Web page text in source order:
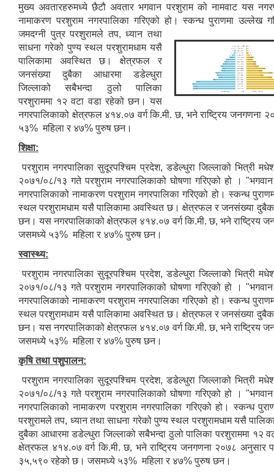
मुख्य अवतारहरुमध्ये छैटौ अवतार भगवान परशुराम को नामवाट यस
नामाकरण परशुराम नगरपालिका गरिएको हो। स्कन्ध पुराणमा उल्लेख
जमदग्नी पुत्र परशुरामले तप, ध्यान तथा
साधना गरेको पुण्य स्थल परशुरामधाम यसै
पालिकामा अवस्थित छ। क्षेत्रफल र
जनसंख्या दुबैका आधारमा डडेल्धुरा
जिल्लाको सबैभन्दा ठुलो पालिका
परशुराममा १२ वटा वडा रहेको छन। यस
नगरपालिकाको क्षेत्रफल ४१४.०७ वर्ग कि.मी. छ, भने राष्ट्रिय
५३% महिला र ४७% पुरुष छन।
शिक्षा:
परशुराम नगरपालिका सुदूरपश्चिम प्रदेश, डडेल्धुरा जिल्लाको भित्री
२०७१/०८/१३ गते परशुराम नगरपालिकाको घोषणा गरिएको हो ।
नगरपालिकाको नामाकरण परशुराम नगरपालिका गरिएको हो। स्कन्ध
स्थल परशुरामधाम यसै पालिकामा अवस्थित छ। क्षेत्रफल र जनसंख्या
छन। यस नगरपालिकाको क्षेत्रफल ४१४.०७ वर्ग कि.मी. छ, भने राष्ट्रिय
जसमध्ये ५३% महिला र ४७% पुरुष छन।
स्वास्थ्य:
परशुराम नगरपालिका सुदूरपश्चिम प्रदेश, डडेल्धुरा जिल्लाको भित्री
२०७१/०८/१३ गते परशुराम नगरपालिकाको घोषणा गरिएको हो ।
नगरपालिकाको नामाकरण परशुराम नगरपालिका गरिएको हो। स्कन्ध
स्थल परशुरामधाम यसै पालिकामा अवस्थित छ। क्षेत्रफल र जनसंख्या
छन। यस नगरपालिकाको क्षेत्रफल ४१४.०७ वर्ग कि.मी. छ, भने राष्ट्रिय
जसमध्ये ५३% महिला र ४७% पुरुष छन।
कृषि तथा पशुपालन:
परशुराम नगरपालिका सुदूरपश्चिम प्रदेश, डडेल्धुरा जिल्लाको भित्री
२०७१/०८/१३ गते परशुराम नगरपालिकाको घोषणा गरिएको हो ।
नगरपालिकाको नामाकरण परशुराम नगरपालिका गरिएको हो। स्कन्ध
परशुरामले तप, ध्यान तथा साधना गरेको पुण्य स्थल परशुरामधाम यसै
दुबैका आधारमा डडेल्धुरा जिल्लाको सबैभन्दा ठुलो पालिका परशुराममा १२
क्षेत्रफल ४१४.०७ वर्ग कि.मी. छ, भने राष्ट्रिय जनगणना २०७८ अनुसार
३५,५९० रहेको छ। जसमध्ये ५३% महिला र ४७% पुरुष छन।